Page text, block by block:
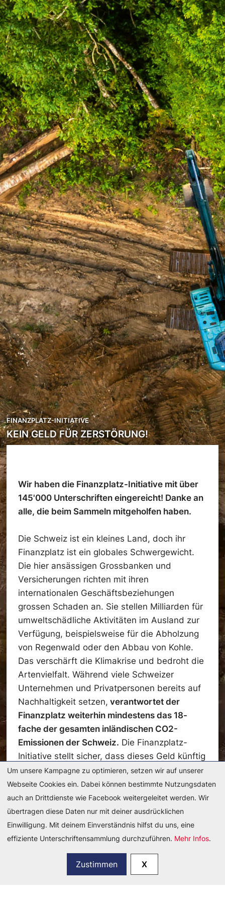
FINANZPLATZ-INITIATIVE
KEIN GELD FÜR ZERSTÖRUNG!
Wir haben die Finanzplatz-Initiative mit über
145'000 Unterschriften eingereicht! Danke an
alle, die beim Sammeln mitgeholfen haben.
Die Schweiz ist ein kleines Land, doch ihr
Finanzplatz ist ein globales Schwergewicht.
Die hier ansässigen Grossbanken und
Versicherungen richten mit ihren
internationalen Geschäftsbeziehungen
grossen Schaden an. Sie stellen Milliarden für
umweltschädliche Aktivitäten im Ausland zur
Verfügung, beispielsweise für die Abholzung
von Regenwald oder den Abbau von Kohle.
Das verschärft die Klimakrise und bedroht die
Artenvielfalt. Während viele Schweizer
Unternehmen und Privatpersonen bereits auf
Nachhaltigkeit setzen, verantwortet der
Finanzplatz weiterhin mindestens das 18-
fache der gesamten inländischen CO2-
Emissionen der Schweiz. Die Finanzplatz-
Initiative stellt sicher, dass dieses Geld künftig
nicht mehr in Klimaerhitzung und
Umweltzerstörung fliesst.
Du möchtest mehr Informationen? Hier findest
Um unsere Kampagne zu optimieren, setzen wir auf unserer
Webseite Cookies ein. Dabei können bestimmte Nutzungsdaten
auch an Drittdienste wie Facebook weitergeleitet werden. Wir
übertragen diese Daten nur mit deiner ausdrücklichen
Einwilligung. Mit deinem Einverständnis hilfst du uns, eine
effiziente Unterschriftensammlung durchzuführen. Mehr Infos.
Zustimmen X